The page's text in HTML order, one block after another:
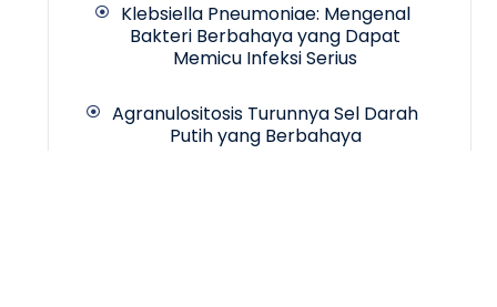
Klebsiella Pneumoniae: Mengenal
Bakteri Berbahaya yang Dapat
Memicu Infeksi Serius
Agranulositosis Turunnya Sel Darah
Putih yang Berbahaya